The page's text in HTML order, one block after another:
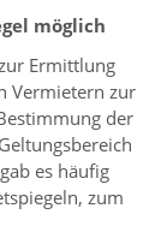
möglich
Ermittlung
Vermietern zur
der
es häufig
zum